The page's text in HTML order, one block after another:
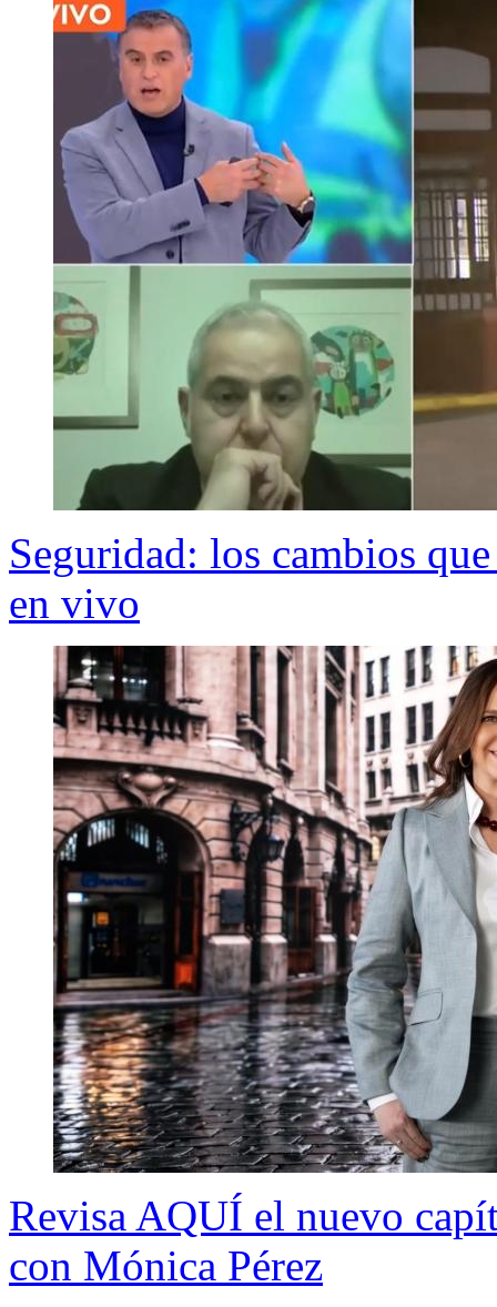
Seguridad: los cambios
en vivo
Revisa AQUÍ el nuevo
con Mónica Pérez